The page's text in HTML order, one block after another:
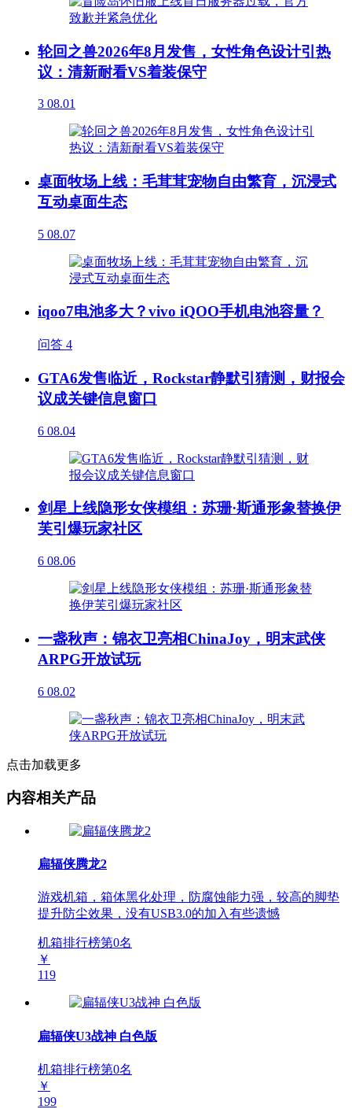
轮回之兽2026年8月发售，女性角色设计引热
议：清新耐看VS着装保守
3 08.01
桌面牧场上线：毛茸茸宠物自由繁育，沉浸式
互动桌面生态
5 08.07
iqoo7电池多大？vivo iQOO手机电池容量？
问答 4
GTA6发售临近，Rockstar静默引猜测，财报会
议成关键信息窗口
6 08.04
剑星上线隐形女侠模组：苏珊·斯通形象替换伊
芙引爆玩家社区
6 08.06
一盏秋声：锦衣卫亮相ChinaJoy，明末武侠
ARPG开放试玩
6 08.02
点击加载更多
内容相关产品
扁辐侠腾龙2
游戏机箱，箱体黑化处理，防腐蚀能力强，较高的脚垫
提升防尘效果，没有USB3.0的加入有些遗憾
机箱排行榜第0名
￥
119
扁辐侠U3战神 白色版
机箱排行榜第0名
￥
199